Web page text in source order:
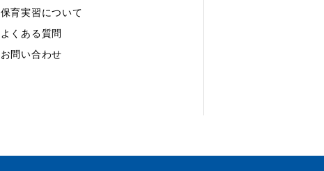
保育実習について
よくある質問
お問い合わせ